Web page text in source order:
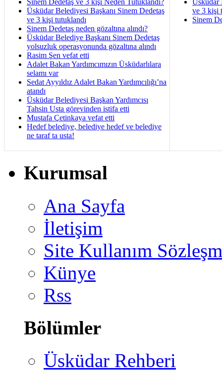
Üsküdar Belediyesi Başkanı Sinem Dedetaş
ve 3 kişi tutuklandı
Sinem Dedetaş neden gözaltına alındı?
Üsküdar Belediye Başkanı Sinem Dedetaş
yolsuzluk operasyonunda gözaltına alındı
Rasim Şen vefat etti
Adalet Bakan Yardımcımızın Üsküdarlılara
selamı var
Sedat Ayyıldız Adalet Bakan Yardımcılığı’na
atandı
Üsküdar Belediyesi Başkan Yardımcısı
Tahsin Usta görevinden istifa etti
Mustafa Çetinkaya vefat etti
Hedef belediye, belediye hedef ve belediye
ne taraf ta usta!
ve 3 kişi
Sinem
Kurumsal
Ana Sayfa
İletişim
Site Kullanım
Künye
Rss
Bölümler
Üsküdar Rehberi